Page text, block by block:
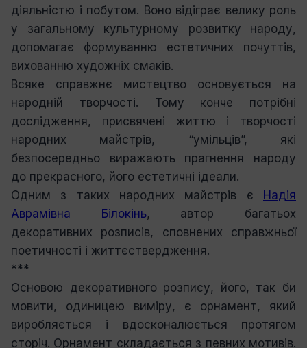
діяльністю і побутом. Воно відіграє велику роль
у загальному культурному розвитку народу,
допомагає формуванню естетичних почуттів,
вихованню художніх смаків.
Всяке справжнє мистецтво основується на
народній творчості. Тому конче потрібні
дослідження, присвячені життю і творчості
народних майстрів, “умільців”, які
безпосередньо виражають прагнення народу
до прекрасного, його естетичні ідеали.
Одним з таких народних майстрів є Надія
Аврамівна Білокінь, автор багатьох
декоративних розписів, сповнених справжньої
поетичності і життєствердження.
***
Основою декоративного розпису, його, так би
мовити, одиницею виміру, є орнамент, який
виробляється і вдосконалюється протягом
сторіч. Орнамент складається з певних мотивів.